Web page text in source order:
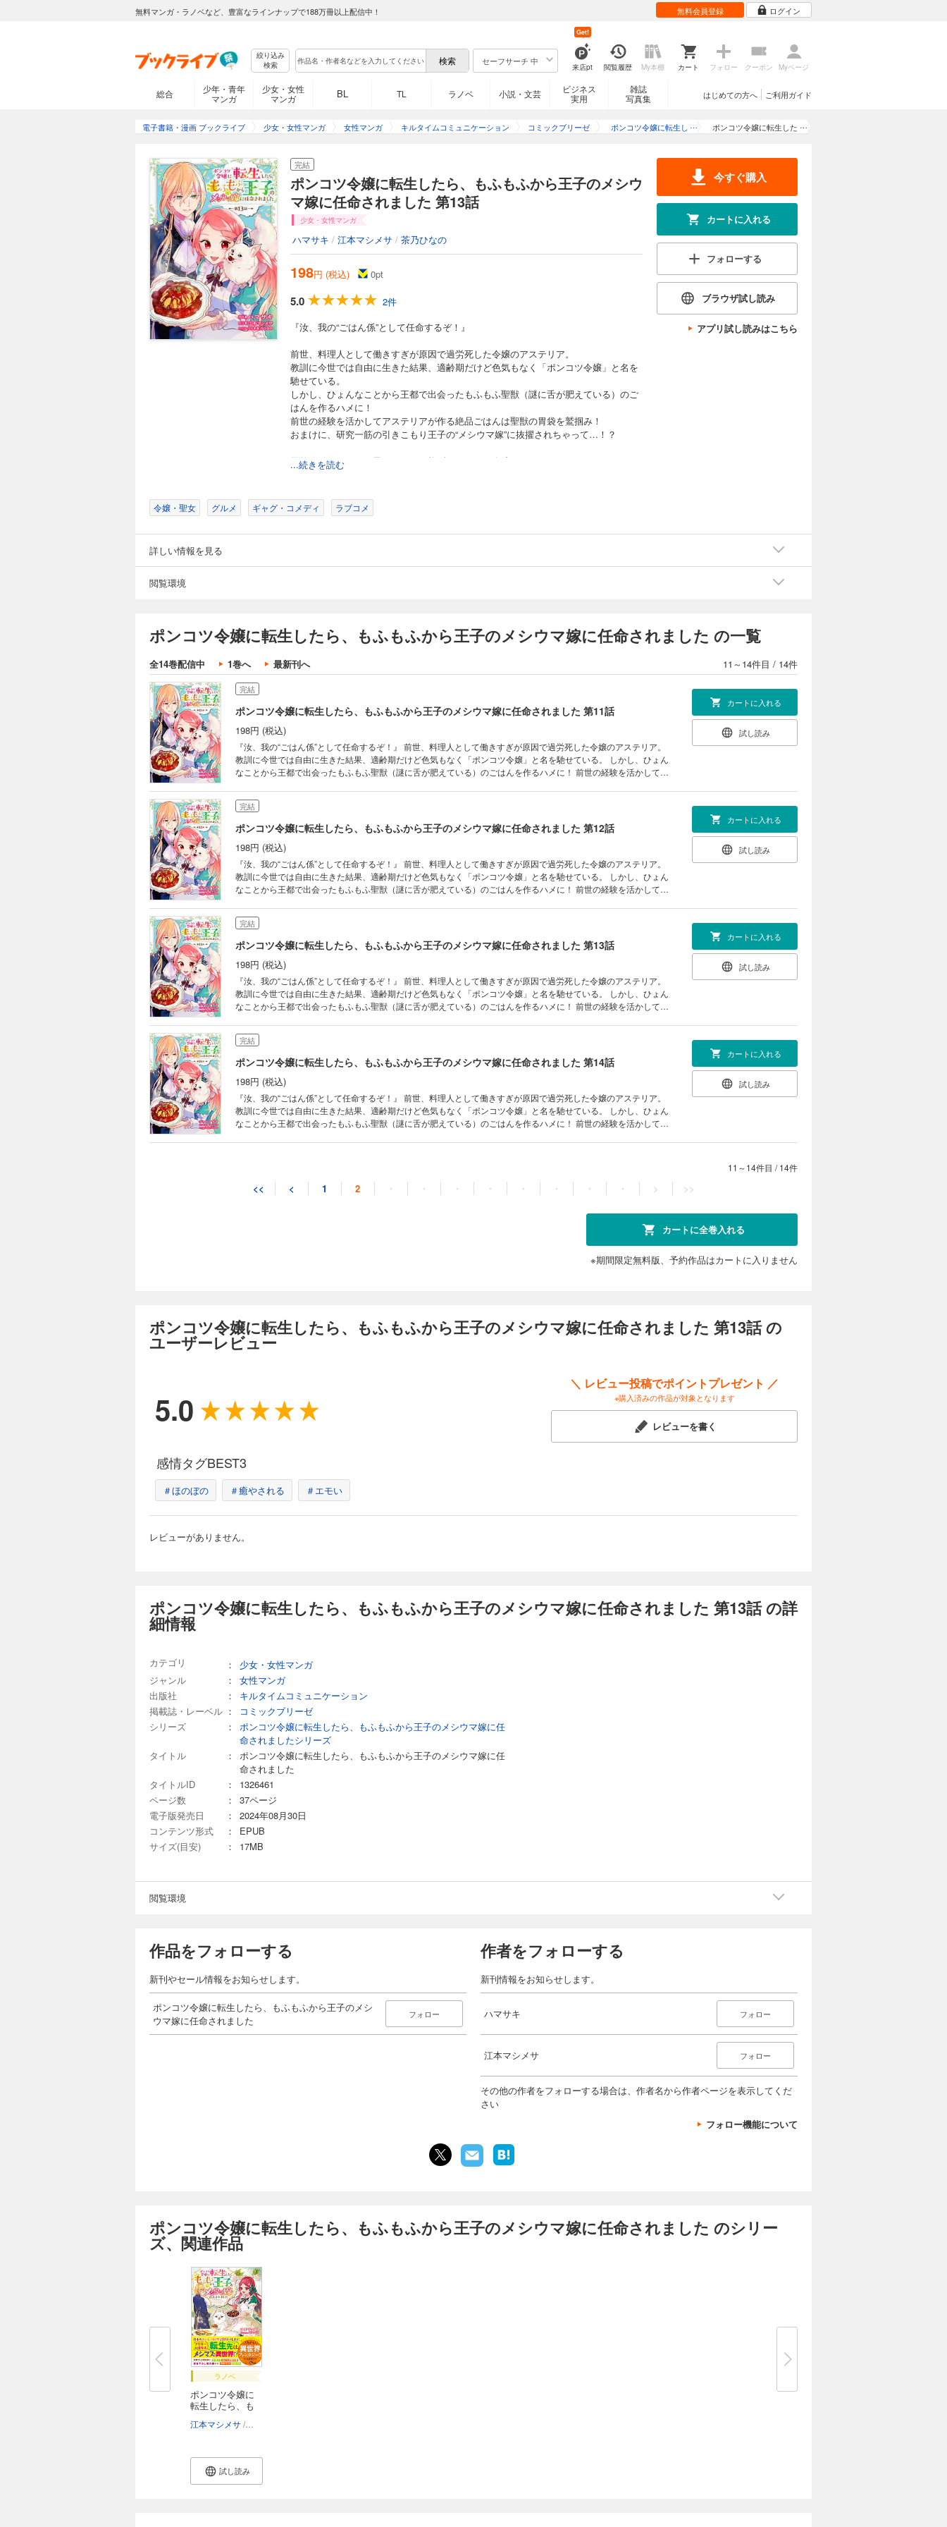
無料マンガ・ラノベなど、豊富なラインナップで188万冊以上配信中！ 無料会員登録 ログイン
絞り込み
検索
セーフサーチ 中
来店pt
Get!
閲覧履歴 My本棚 カート フォロー クーポン Myページ
総合
少年・青年
マンガ
少女・女性
マンガ
BL TL ラノベ 小説・文芸
ビジネス
実用
雑誌
写真集
ご利用ガイド
はじめての方へ
電子書籍・漫画 ブックライブ 少女・女性マンガ 女性マンガ キルタイムコミュニケーション コミックブリーゼ
ポンコツ令嬢に転生し
子のメシウマ嫁に任命
ポンコツ令嬢に転生した
メシウマ嫁に任命されま
した 第13話
完結
ポンコツ令嬢に転生したら、もふもふから王子のメシウ
マ嫁に任命されました 第13話
少女・女性マンガ
ハマサキ / 江本マシメサ / 茶乃ひなの
198円 (税込) 0pt
5.0
2件
『汝、我の“ごはん係”として任命するぞ！』
前世、料理人として働きすぎが原因で過労死した令嬢のアステリア。
教訓に今世では自由に生きた結果、適齢期だけど色気もなく「ポンコツ令嬢」と名を
馳せている。
しかし、ひょんなことから王都で出会ったもふもふ聖獣（謎に舌が肥えている）のご
はんを作るハメに！
前世の経験を活かしてアステリアが作る絶品ごはんは聖獣の胃袋を鷲掴み！
おまけに、研究一筋の引きこもり王子の“メシウマ嫁”に抜擢されちゃって…！？
天然な引きこもり王子とツッコミ炸裂のメシウマ令嬢による
もふもふ異世界グルメ(ちょっぴりラブ)コメディ！
...続きを読む
今すぐ購入
カートに入れる
フォローする
ブラウザ試し読み
アプリ試し読みはこちら
令嬢・聖女 グルメ ギャグ・コメディ ラブコメ
詳しい情報を見る
閲覧環境
ポンコツ令嬢に転生したら、もふもふから王子のメシウマ嫁に任命されました の一覧
全14巻配信中 1巻へ 最新刊へ 11～14件目 / 14件
ポンコツ令嬢に転生したら、もふもふから王子のメシウマ嫁に任命されました 第5話
教訓に今世では自由に生きた結果、適齢期だけど色気もなく「ポンコツ令嬢」と名を馳せている。 しかし、ひょん
なことから王都で出会ったもふもふ聖獣（謎に舌が肥えている）のごはんを作るハメに！ 前世の経験を活かしてア
れちゃって…!? 天然な引きこもり王子とツッコミ炸裂のメシウマ令嬢による もふもふ異世界グルメ(ちょっぴりラ
ポンコツ令嬢に転生したら、もふもふから王子のメシウマ嫁に任命されました 第6話
『汝、我の“ごはん係”として任命するぞ！』 前世、料理人として働きすぎが原因で過労死した令嬢のアステリア。
教訓に今世では自由に生きた結果、適齢期だけど色気もなく「ポンコツ令嬢」と名を馳せている。 しかし、ひょん
なことから王都で出会ったもふもふ聖獣（謎に舌が肥えている）のごはんを作るハメに！ 前世の経験を活かしてア
ステリアが作る絶品ごはんは聖獣の胃袋を鷲掴み！ おまけに、研究一筋の引きこもり王子の“メシウマ嫁”に抜擢さ
れちゃって…!? 天然な引きこもり王子とツッコミ炸裂のメシウマ令嬢による もふもふ異世界グルメ(ちょっぴりラ
ブ)コメディ！
完結
ポンコツ令嬢に転生したら、もふもふから王子のメシウマ嫁に任命されました 第7話
198円 (税込)
『汝、我の“ごはん係”として任命するぞ！』 前世、料理人として働きすぎが原因で過労死した令嬢のアステリア。
教訓に今世では自由に生きた結果、適齢期だけど色気もなく「ポンコツ令嬢」と名を馳せている。 しかし、ひょん
なことから王都で出会ったもふもふ聖獣（謎に舌が肥えている）のごはんを作るハメに！ 前世の経験を活かしてア
ステリアが作る絶品ごはんは聖獣の胃袋を鷲掴み！ おまけに、研究一筋の引きこもり王子の“メシウマ嫁”に抜擢さ
れちゃって…!? 天然な引きこもり王子とツッコミ炸裂のメシウマ令嬢による もふもふ異世界グルメ(ちょっぴりラ
カートに入れる
試し読み
完結
ポンコツ令嬢に転生したら、もふもふから王子のメシウマ嫁に任命されました 第8話
『汝、我の“ごはん係”として任命するぞ！』 前世、料理人として働きすぎが原因で過労死した令嬢のアステリア。
教訓に今世では自由に生きた結果、適齢期だけど色気もなく「ポンコツ令嬢」と名を馳せている。 しかし、ひょん
なことから王都で出会ったもふもふ聖獣（謎に舌が肥えている）のごはんを作るハメに！ 前世の経験を活かしてア
ステリアが作る絶品ごはんは聖獣の胃袋を鷲掴み！ おまけに、研究一筋の引きこもり王子の“メシウマ嫁”に抜擢さ
198円 (税込)
『汝、我の“ごはん係”として任命するぞ！』 前世、料理人として働きすぎが原因で過労死した令嬢のアステリア。
なことから王都で出会ったもふもふ聖獣（謎に舌が肥えている）のごはんを作るハメに！ 前世の経験を活かしてア
『汝、我の“ごはん係”として任命するぞ！』 前世、料理人として働きすぎが原因で過労死した令嬢のアステリア。
教訓に今世では自由に生きた結果、適齢期だけど色気もなく「ポンコツ令嬢」と名を馳せている。 しかし、ひょん
ステリアが作る絶品ごはんは聖獣の胃袋を鷲掴み！ おまけに、研究一筋の引きこもり王子の“メシウマ嫁”に抜擢さ
れちゃって…!? 天然な引きこもり王子とツッコミ炸裂のメシウマ令嬢による もふもふ異世界グルメ(ちょっぴりラ
カートに入れる
完結
ポンコツ令嬢に転生したら、もふもふから王子のメシウマ嫁に任命されました 第11話
198円 (税込)
『汝、我の“ごはん係”として任命するぞ！』 前世、料理人として働きすぎが原因で過労死した令嬢のアステリア。
教訓に今世では自由に生きた結果、適齢期だけど色気もなく「ポンコツ令嬢」と名を馳せている。 しかし、ひょん
なことから王都で出会ったもふもふ聖獣（謎に舌が肥えている）のごはんを作るハメに！ 前世の経験を活かしてア
れちゃって…!? 天然な引きこもり王子とツッコミ炸裂のメシウマ令嬢による もふもふ異世界グルメ(ちょっぴりラ
カートに入れる
試し読み
完結
ポンコツ令嬢に転生したら、もふもふから王子のメシウマ嫁に任命されました 第12話
198円 (税込)
『汝、我の“ごはん係”として任命するぞ！』 前世、料理人として働きすぎが原因で過労死した令嬢のアステリア。
教訓に今世では自由に生きた結果、適齢期だけど色気もなく「ポンコツ令嬢」と名を馳せている。 しかし、ひょん
なことから王都で出会ったもふもふ聖獣（謎に舌が肥えている）のごはんを作るハメに！ 前世の経験を活かしてア
れちゃって…！？ 天然な引きこもり王子とツッコミ炸裂のメシウマ令嬢による もふもふ異世界グルメ(ちょっぴり
ラブ)コメディ！
カートに入れる
試し読み
完結
ポンコツ令嬢に転生したら、もふもふから王子のメシウマ嫁に任命されました 第13話
198円 (税込)
『汝、我の“ごはん係”として任命するぞ！』 前世、料理人として働きすぎが原因で過労死した令嬢のアステリア。
教訓に今世では自由に生きた結果、適齢期だけど色気もなく「ポンコツ令嬢」と名を馳せている。 しかし、ひょん
なことから王都で出会ったもふもふ聖獣（謎に舌が肥えている）のごはんを作るハメに！ 前世の経験を活かしてア
れちゃって…！？ 天然な引きこもり王子とツッコミ炸裂のメシウマ令嬢による もふもふ異世界グルメ(ちょっぴり
ラブ)コメディ！
カートに入れる
試し読み
完結
ポンコツ令嬢に転生したら、もふもふから王子のメシウマ嫁に任命されました 第14話
198円 (税込)
『汝、我の“ごはん係”として任命するぞ！』 前世、料理人として働きすぎが原因で過労死した令嬢のアステリア。
教訓に今世では自由に生きた結果、適齢期だけど色気もなく「ポンコツ令嬢」と名を馳せている。 しかし、ひょん
なことから王都で出会ったもふもふ聖獣（謎に舌が肥えている）のごはんを作るハメに！ 前世の経験を活かしてア
カートに入れる
試し読み
11～14件目 /14件
<< < 1 2 ・ ・ ・ ・ ・ ・ ・ ・ > >>
カートに全巻入れる
※期間限定無料版、予約作品はカートに入りません
ポンコツ令嬢に転生したら、もふもふから王子のメシウマ嫁に任命されました 第13話 の
ユーザーレビュー
5.0
＼ レビュー投稿でポイントプレゼント ／
※購入済みの作品が対象となります
レビューを書く
感情タグBEST3
＃ほのぼの ＃癒やされる ＃エモい
レビューがありません。
ポンコツ令嬢に転生したら、もふもふから王子のメシウマ嫁に任命されました 第13話 の詳
細情報
カテゴリ ：
少女・女性マンガ
ジャンル
：
女性マンガ
出版社
：
キルタイムコミュニケーション
掲載誌・レーベル ：
コミックブリーゼ
シリーズ
：
ポンコツ令嬢に転生したら、もふもふから王子のメシウマ嫁に任
命されましたシリーズ
タイトル
：
ポンコツ令嬢に転生したら、もふもふから王子のメシウマ嫁に任
命されました
タイトルID
：
1326461
ページ数
：
37ページ
電子版発売日
：
2024年08月30日
コンテンツ形式
：
EPUB
サイズ(目安)
： 17MB
閲覧環境
作品をフォローする
新刊やセール情報をお知らせします。
ポンコツ令嬢に転生したら、もふもふから王子のメシ
ウマ嫁に任命されました
フォロー
作者をフォローする
新刊情報をお知らせします。
ハマサキ フォロー
江本マシメサ フォロー
その他の作者をフォローする場合は、作者名から作者ページを表示してくだ
さい
フォロー機能について
ポンコツ令嬢に転生したら、もふもふから王子のメシウマ嫁に任命されました のシリー
ズ、関連作品
ラノベ
ポンコツ令嬢に
転生したら、も
江本マシメサ
試し読み